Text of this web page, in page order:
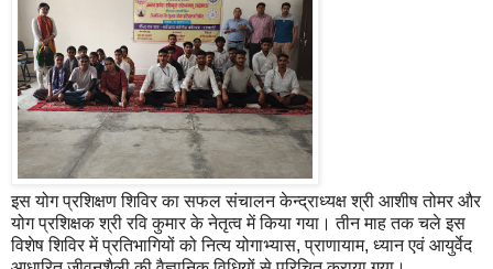
इस योग प्रशिक्षण शिविर का सफल संचालन केन्द्राध्यक्ष श्री आशीष तोमर और
योग प्रशिक्षक श्री रवि कुमार के नेतृत्व में किया गया। तीन माह तक चले इस
विशेष शिविर में प्रतिभागियों को नित्य योगाभ्यास, प्राणायाम, ध्यान एवं आयुर्वेद